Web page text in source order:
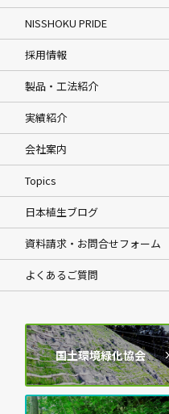
NISSHOKU PRIDE
採用情報
製品・工法紹介
実績紹介
会社案内
Topics
日本植生ブログ
資料請求・お問合せフォーム
よくあるご質問
国土環境緑化協会